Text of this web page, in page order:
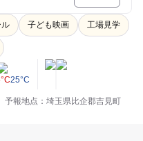
ル 子ども映画 工場見学
25°C
予報地点：埼玉県比企郡吉見町